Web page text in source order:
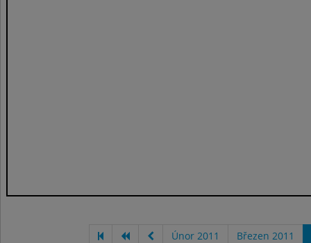
Únor 2011 Březen 2011